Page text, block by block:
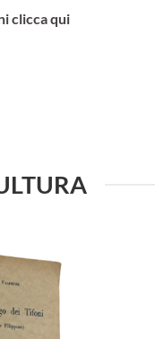
clicca qui